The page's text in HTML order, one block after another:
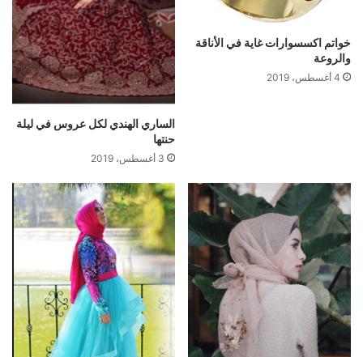
خواتم اكسسوارات غاية في الأناقة
والروعة
4 أغسطس، 2019
الساري الهندي لكل عروس في ليلة
حنتها
3 أغسطس، 2019